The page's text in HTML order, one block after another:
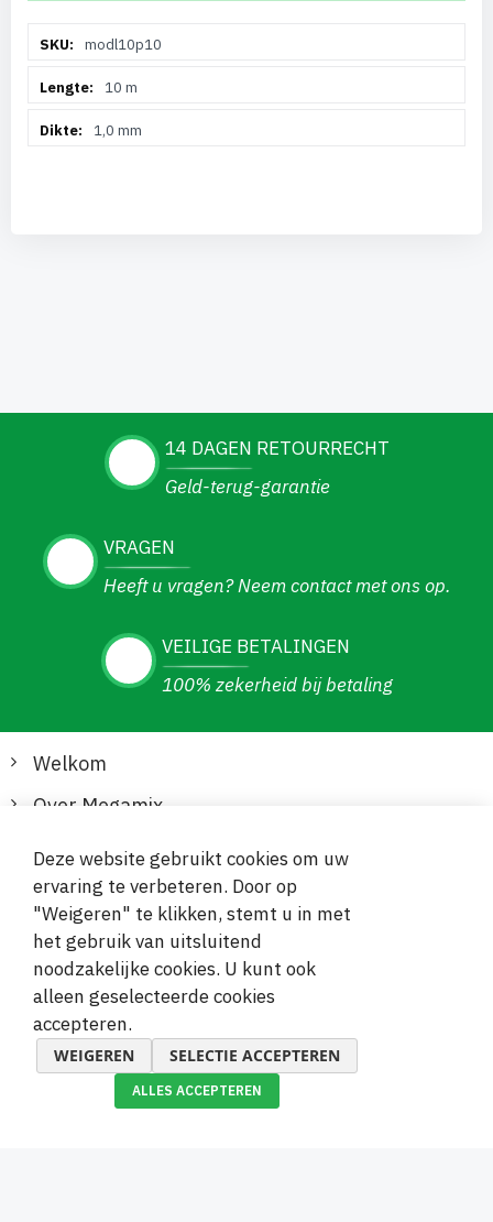
informatiemodl10p10
10 m
1,0 mm
14 DAGEN RETOURRECHT
Geld-terug-garantie
VRAGEN
Heeft u vragen? Neem contact met ons op.
VEILIGE BETALINGEN
100% zekerheid bij betaling
Welkom
Over Megamix
Informatie
Klantenservice
Veilige en gemakkelijke betalingen
Deze website gebruikt cookies om uw
ervaring te verbeteren. Door op
"Weigeren" te klikken, stemt u in met
het gebruik van uitsluitend
noodzakelijke cookies. U kunt ook
alleen geselecteerde cookies
accepteren.
WEIGEREN SELECTIE ACCEPTEREN
ALLES ACCEPTEREN